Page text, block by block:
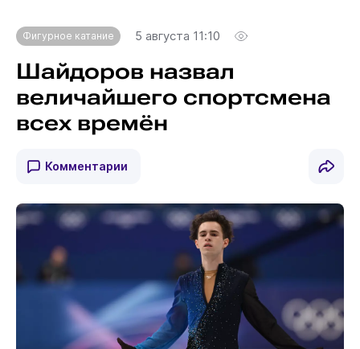
Фигурное катание 5 августа 11:10
Шайдоров назвал
величайшего спортсмена
всех времён
Комментарии